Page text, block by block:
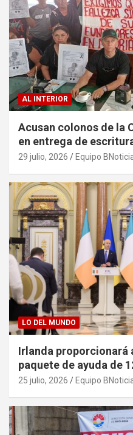
AL INTERIOR
Acusan colonos de la
en entrega de
29 julio, 2026 Equipo
LO DEL MUNDO
Irlanda proporcionará
paquete de ayuda de
25 julio, 2026 Equipo